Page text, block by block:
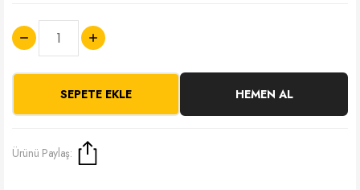
SEPETE EKLE HEMEN AL
Ürünü Paylaş: